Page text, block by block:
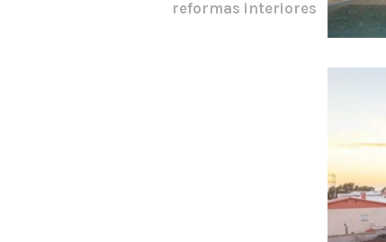
reformas interiores